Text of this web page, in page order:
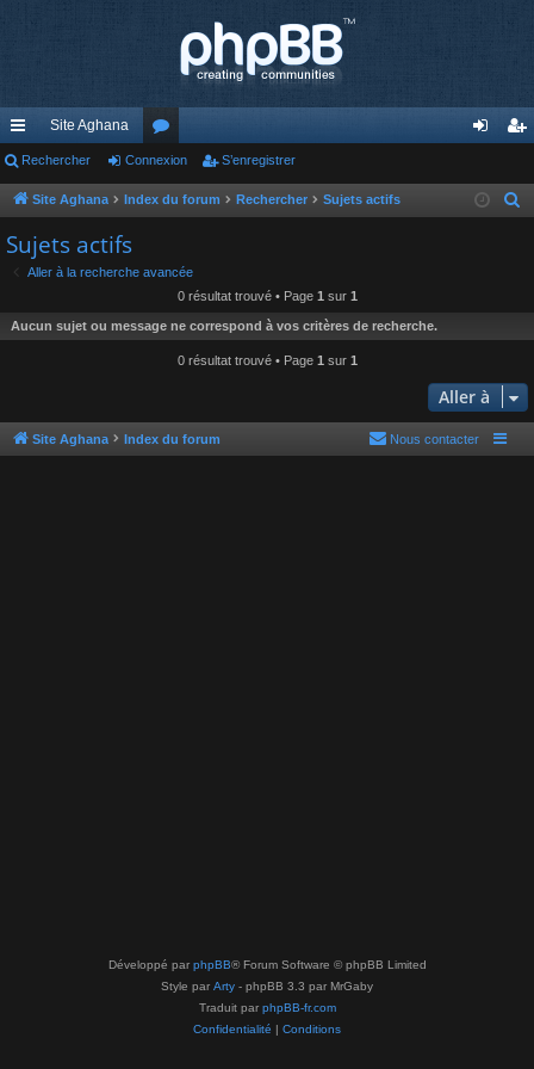
cc
ès
ra
pi
Site Aghana
or
u
s
ne nr
r
Rechercher Connexion S’enregistrer
Site Aghana Index du forum Rechercher Sujets actifs
h
e
Sujets actifs
Aller à la recherche avancée
0 résultat trouvé • Page 1 sur 1
Aucun sujet ou message ne correspond à vos critères de recherche.
0 résultat trouvé • Page 1 sur 1
Aller à
Site Aghana Index du forum Nous contacter
Développé par phpBB® Forum Software © phpBB Limited
Style par Arty - phpBB 3.3 par MrGaby
Traduit par phpBB-fr.com
Confidentialité | Conditions